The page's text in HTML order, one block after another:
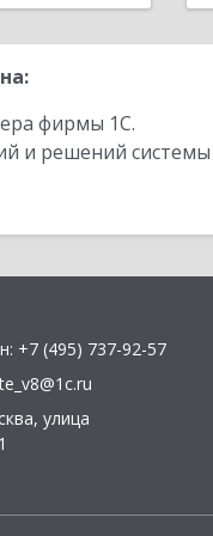
фирмы 1С.
и решений
+7 (495) 737-92-57
, улица